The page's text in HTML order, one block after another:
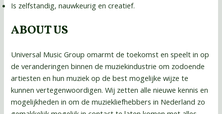
Is zelfstandig, nauwkeurig en creatief.
ABOUT US
Universal Music Group omarmt de toekomst en speelt in op
de veranderingen binnen de muziekindustrie om zodoende
artiesten en hun muziek op de best mogelijke wijze te
kunnen vertegenwoordigen. Wij zetten alle nieuwe kennis en
mogelijkheden in om de muziekliefhebbers in Nederland zo